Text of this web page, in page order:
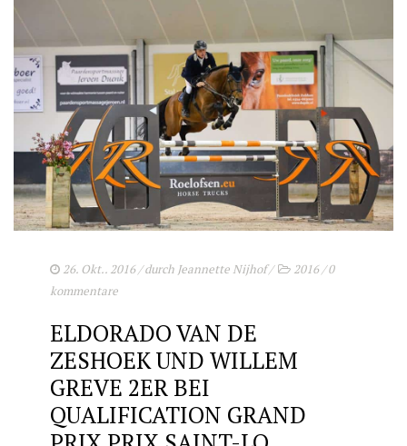
26. Okt.. 2016/ durch Jeannette Nijhof/ 2016/0
kommentare
ELDORADO VAN DE
ZESHOEK UND WILLEM
GREVE 2ER BEI
QUALIFICATION GRAND